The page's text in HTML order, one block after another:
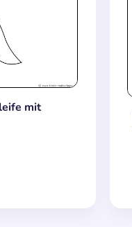
mit